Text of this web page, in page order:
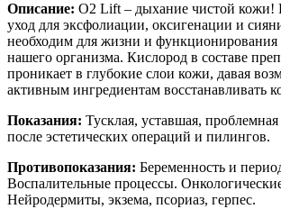
Описание: O2 Lift – дыхание чистой
уход для эксфолиации, оксигенации и
необходим для жизни и функционирования
нашего организма. Кислород в составе
проникает в глубокие слои кожи, давая
активным ингредиентам восстанавливать
Показания: Тусклая, уставшая,
после эстетических операций и пилингов.
Противопоказания: Беременность и
Воспалительные процессы.
Нейродермиты, экзема, псориаз, герпес.